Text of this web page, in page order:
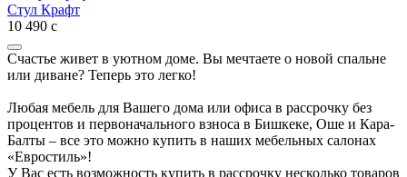
Стул Крафт
10 490 с
Счастье живет в уютном доме. Вы мечтаете о новой спальне
или диване? Теперь это легко!
Любая мебель для Вашего дома или офиса в рассрочку без
процентов и первоначального взноса в Бишкеке, Оше и Кара-
Балты – все это можно купить в наших мебельных салонах
«Евростиль»!
У Вас есть возможность купить в рассрочку несколько товаров